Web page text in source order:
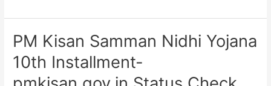
PM Kisan Samman Nidhi Yojana
10th Installment-
PM
Samman
Nidhi